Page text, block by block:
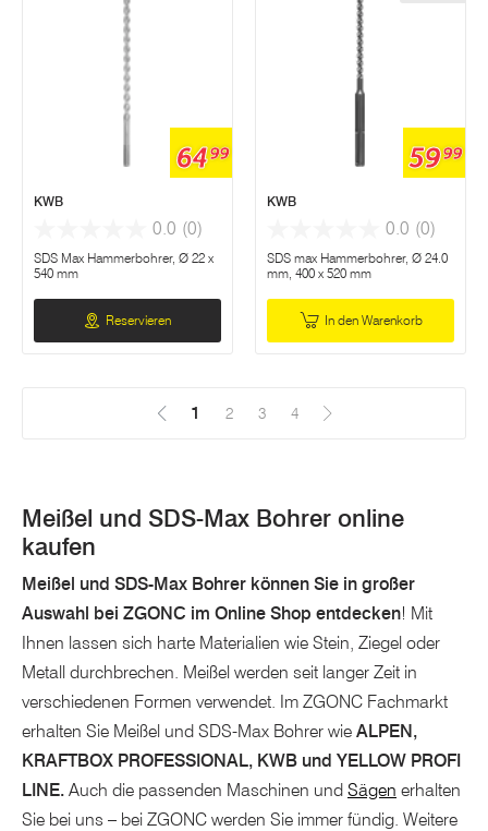
6499
KWB
0.0 (0)
SDS Max Hammerbohrer, Ø 22 x
540 mm
Reservieren
5999
KWB
0.0 (0)
SDS max Hammerbohrer, Ø 24.0
mm, 400 x 520 mm
In den Warenkorb
1 (Aktuell)
2 3 4
Meißel und SDS-Max Bohrer online
kaufen
Meißel und SDS-Max Bohrer können Sie in großer
Auswahl bei ZGONC im Online Shop entdecken! Mit
Ihnen lassen sich harte Materialien wie Stein, Ziegel oder
Metall durchbrechen. Meißel werden seit langer Zeit in
verschiedenen Formen verwendet. Im ZGONC Fachmarkt
erhalten Sie Meißel und SDS-Max Bohrer wie ALPEN,
KRAFTBOX PROFESSIONAL, KWB und YELLOW PROFI
LINE. Auch die passenden Maschinen und Sägen erhalten
Sie bei uns – bei ZGONC werden Sie immer fündig. Weitere